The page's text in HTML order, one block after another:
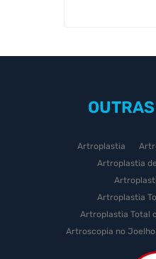
OUTRAS
Artroplastia
Artroplastia
Artroplastia
Artroplastia Total
Artroscopia no Joelho
Artrose no